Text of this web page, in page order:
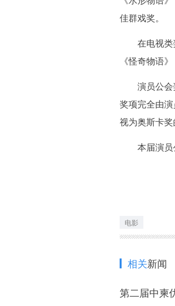
佳群戏奖。
在电视类
《怪奇物语
演员公会
奖项完全由
视为奥斯卡奖
本届演员公
电影
相关新闻
第二届中柬